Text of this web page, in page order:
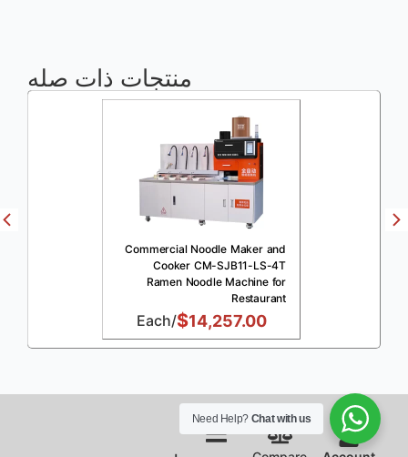
منتجات ذات صله
Commercial Noodle Maker and
Cooker CM-SJB11-LS-4T
Ramen Noodle Machine for
Restaurant
$14,257.00
/Each
0
Need Help?Chat with us